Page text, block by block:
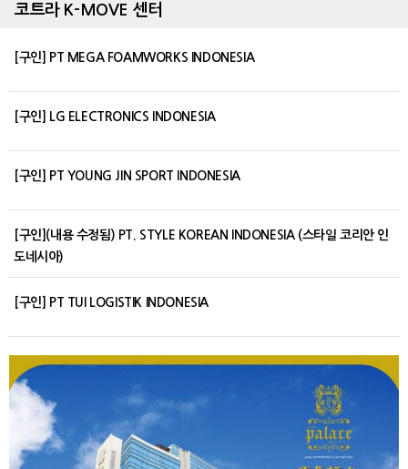
코트라 K-MOVE 센터
[구인] PT MEGA FOAMWORKS INDONESIA
[구인] LG ELECTRONICS INDONESIA
[구인] PT YOUNG JIN SPORT INDONESIA
[구인](내용 수정됨) PT. STYLE KOREAN INDONESIA (스타일 코리안 인
도네시아)
[구인] PT TUI LOGISTIK INDONESIA